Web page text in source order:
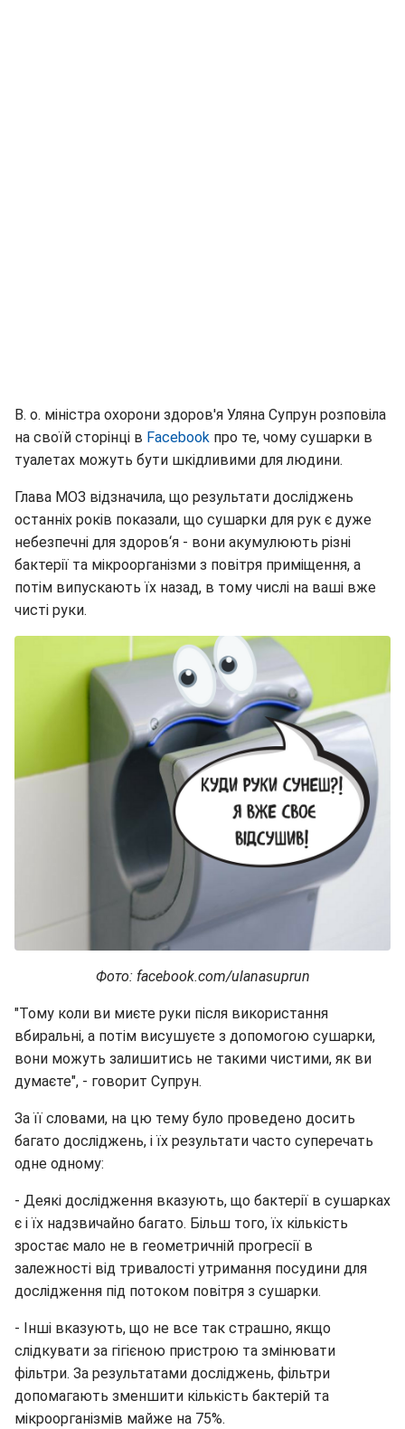
В. о. міністра охорони здоров'я Уляна Супрун розповіла
на своїй сторінці в Facebook про те, чому сушарки в
туалетах можуть бути шкідливими для людини.
Глава МОЗ відзначила, що результати досліджень
останніх років показали, що сушарки для рук є дуже
небезпечні для здоров‘я - вони акумулюють різні
бактерії та мікроорганізми з повітря приміщення, а
потім випускають їх назад, в тому числі на ваші вже
чисті руки.
Фото: facebook.com/ulanasuprun
"Тому коли ви миєте руки після використання
вбиральні, а потім висушуєте з допомогою сушарки,
вони можуть залишитись не такими чистими, як ви
думаєте", - говорит Супрун.
За її словами, на цю тему було проведено досить
багато досліджень, і їх результати часто суперечать
одне одному:
- Деякі дослідження вказують, що бактерії в сушарках
є і їх надзвичайно багато. Більш того, їх кількість
зростає мало не в геометричній прогресії в
залежності від тривалості утримання посудини для
дослідження під потоком повітря з сушарки.
- Інші вказують, що не все так страшно, якщо
слідкувати за гігієною пристрою та змінювати
фільтри. За результатами досліджень, фільтри
допомагають зменшити кількість бактерій та
мікроорганізмів майже на 75%.